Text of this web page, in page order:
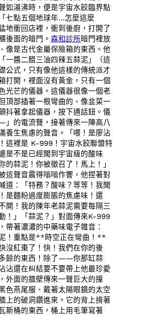
如湯沸時，便是宇宙水餃臨界點
七點五個地球年…怎麼這麼
地衝回店裡，衝到後廚，打開了
後面的暗門。森和診所暗門裡放
像是古代金屬保險箱的東西。他
一醬二醋三油四辣五蒜泥」（這
公式，只有像他這樣的傳統派才
打開，裡面沒有黃金，只有一個
光芒的儀器。這儀器很像一個老
頂部插著一根彎曲的、像韭菜一
抖著拿起儀器，按下通話鈕。儀
的電流聲，接著傳來一陣高八
養生焦慮的聲音。「喂！是廖沾
這裡是 K-999！宇宙水餃聯盟特
是不是已經聞到宇宙級的酸味
的蒜泥！你被徵召了！馬上！」
這聲音震得嗡嗡作響，他捏著對
道：「特務？酸味？等等！我聞
是麵粉過度膨脹的焦慮味！還
開！我的陳年老蒜泥需要每隔三
！」「蒜泥？」對面傳來K-999
帶著濃濃的中藥味電子雜音：
泥！重點是**時空正在彎曲！**
沒紅棗了！快！我們在你的後
餘的東西！除了——你那缸蒜
沾還在糾結要不要帶上他最珍愛
外面的牆壁傳來一聲巨大的撞
色燕尾服、戴著太陽眼鏡的太空
上的破洞鑽進來。它的背上揹著
斯桶的東西，桶上用毛筆寫著